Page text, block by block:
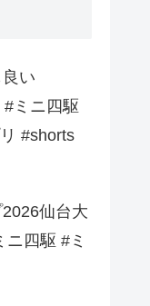
い
ミニ四駆
#shorts
仙台大
四駆 #ミ